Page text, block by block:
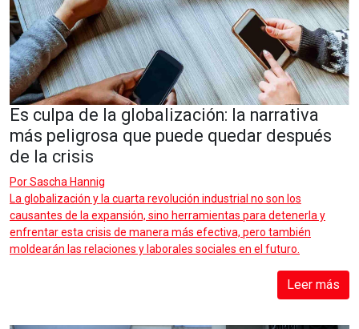
Es culpa de la globalización: la narrativa
más peligrosa que puede quedar después
de la crisis
PorSascha Hannig
La globalización y la cuarta revolución industrial no son los
causantes de la expansión, sino herramientas para detenerla y
enfrentar esta crisis de manera más efectiva, pero también
moldearán las relaciones y laborales sociales en el futuro.
Leer más